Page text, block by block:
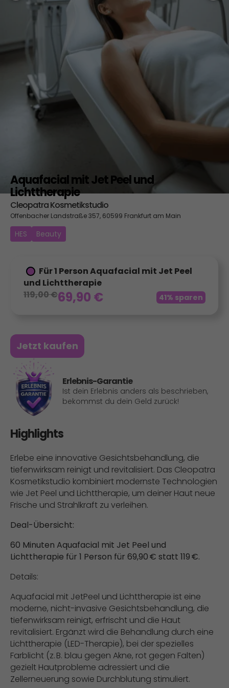
Aquafacial mit Jet Peel und
Lichttherapie
Cleopatra Kosmetikstudio
Offenbacher Landstraße 357, 60599 Frankfurt am Main
HES Beauty
Für 1 Person Aquafacial mit Jet Peel
und Lichttherapie
119,00€69,90 € 41% sparen
Jetzt kaufen
Erlebnis-Garantie
Ist dein Erlebnis anders als beschrieben,
bekommst du dein Geld zurück!
Highlights
Erlebe eine innovative Gesichtsbehandlung, die
tiefenwirksam reinigt und revitalisiert. Das Cleopatra
Kosmetikstudio kombiniert modernste Technologien
wie Jet Peel und Lichttherapie, um deiner Haut neue
Frische und Strahlkraft zu verleihen.
Deal-Übersicht:
60 Minuten Aquafacial mit Jet Peel und
Lichttherapie für 1 Person für 69,90 € statt 119 €.
Details:
Aquafacial mit JetPeel und Lichttherapie ist eine
moderne, nicht-invasive Gesichtsbehandlung, die
tiefenwirksam reinigt, erfrischt und die Haut
revitalisiert. Ergänzt wird die Behandlung durch eine
Lichttherapie (LED-Therapie), bei der spezielles
Farblicht (z. B. blau gegen Akne, rot gegen Falten)
gezielt Hautprobleme adressiert und die
Zellerneuerung sowie Durchblutung stimuliert.